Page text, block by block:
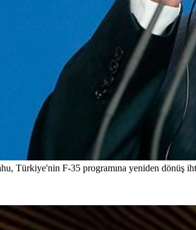
Türkiye'nin F-35 programına yeniden dönüş